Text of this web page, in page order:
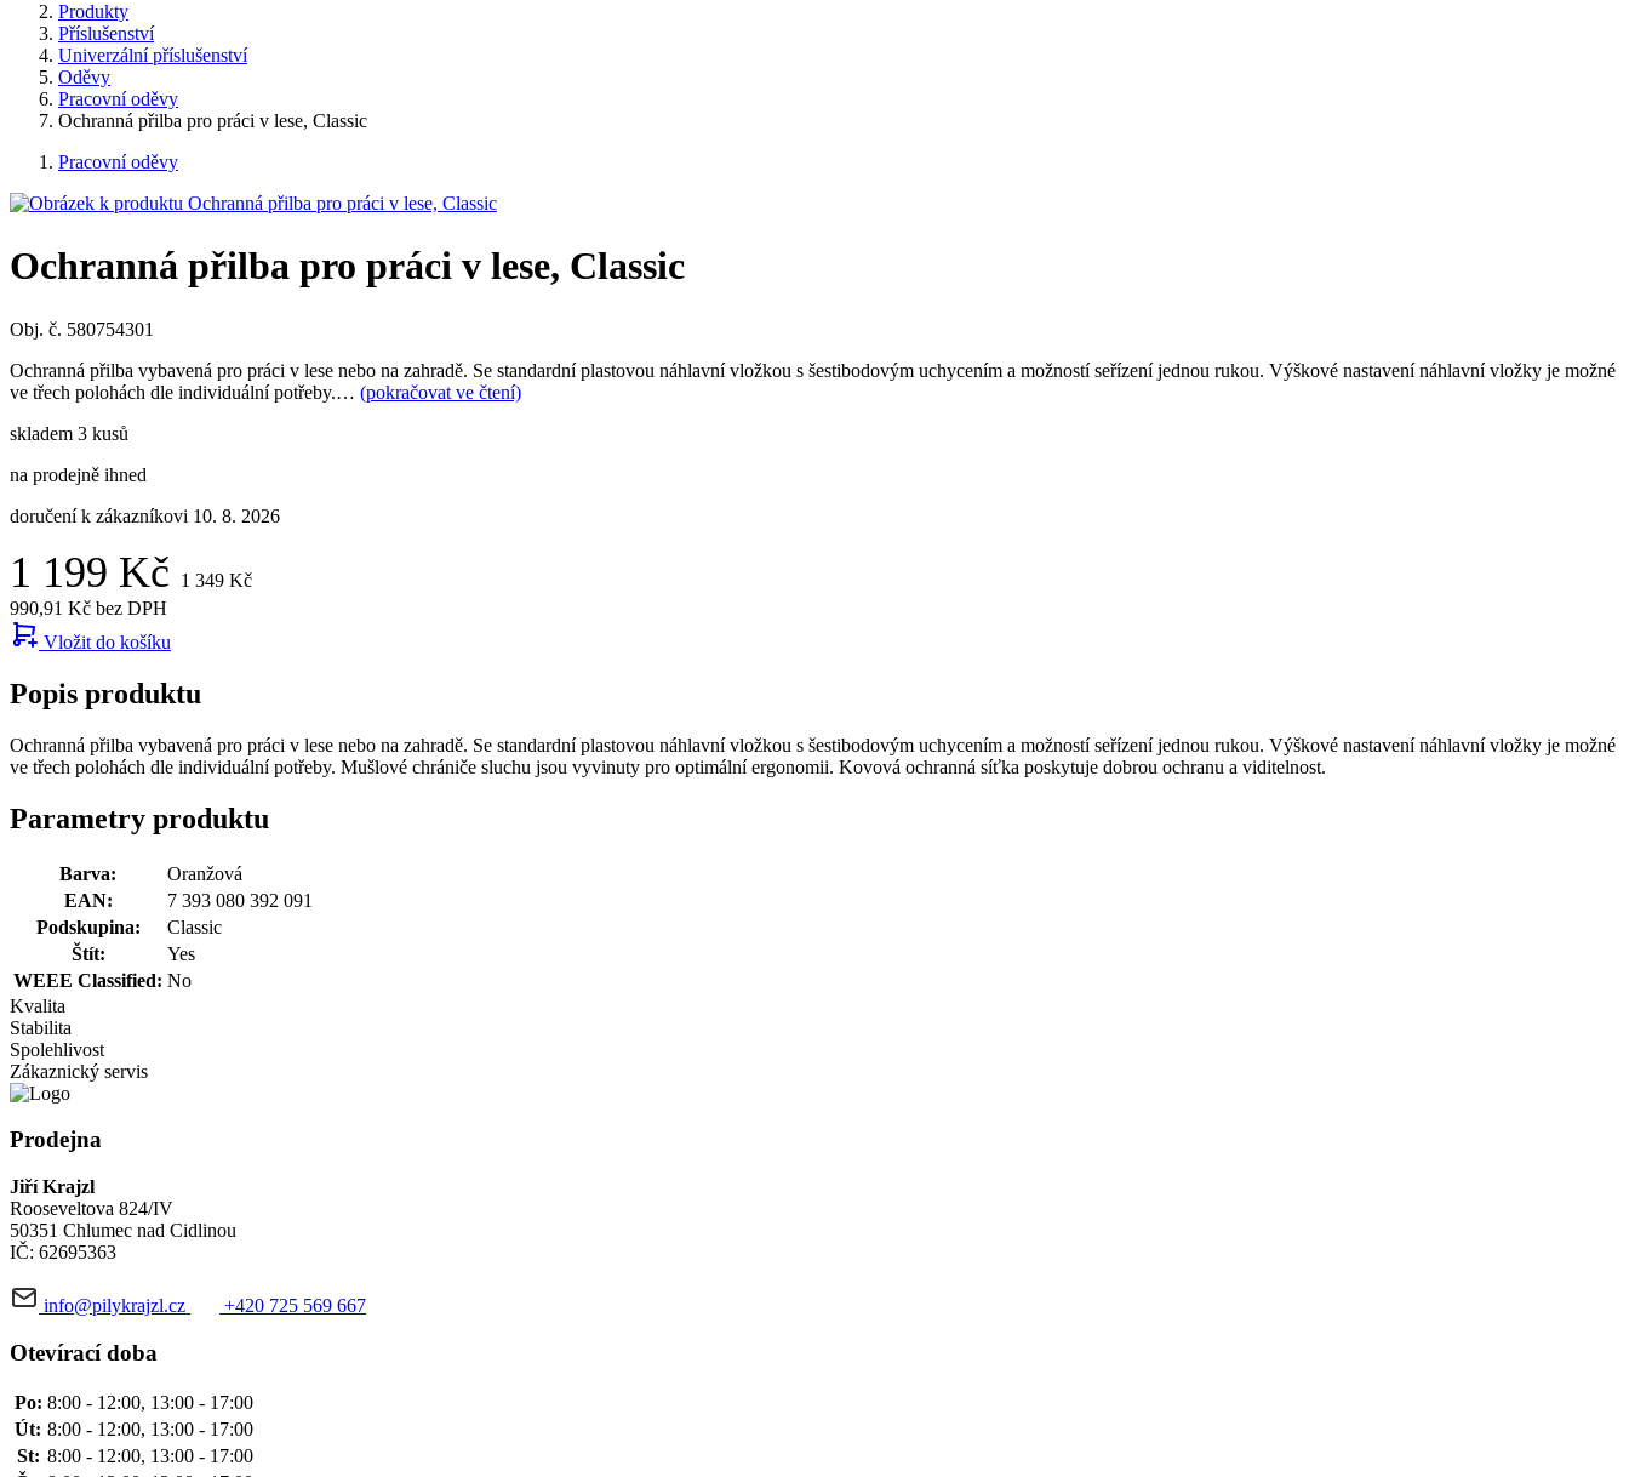
Produkty
Příslušenství
Univerzální příslušenství
Oděvy
Pracovní oděvy
Ochranná přilba pro práci v lese, Classic
Pracovní oděvy
Ochranná přilba pro práci v lese, Classic
Obj. č. 580754301
Ochranná přilba vybavená pro práci v lese nebo na zahradě. Se standardní plastovou náhlavní vložkou s šestibodovým uchycením a možností seřízení jednou rukou. Výškové nastavení náhlavní vložky je možné
ve třech polohách dle individuální potřeby.… (pokračovat ve čtení)
skladem 3 kusů
na prodejně ihned
doručení k zákazníkovi 10. 8. 2026
1 199 Kč
1 349 Kč
990,91 Kč bez DPH
Vložit do košíku
Popis produktu
Ochranná přilba vybavená pro práci v lese nebo na zahradě. Se standardní plastovou náhlavní vložkou s šestibodovým uchycením a možností seřízení jednou rukou. Výškové nastavení náhlavní vložky je možné
ve třech polohách dle individuální potřeby. Mušlové chrániče sluchu jsou vyvinuty pro optimální ergonomii. Kovová ochranná síťka poskytuje dobrou ochranu a viditelnost.
Parametry produktu
Barva:
Oranžová
EAN:
7 393 080 392 091
Podskupina:
Classic
Štít:
Yes
WEEE Classified: No
Kvalita
Stabilita
Spolehlivost
Zákaznický servis
Prodejna
Jiří Krajzl
Rooseveltova 824/IV
50351 Chlumec nad Cidlinou
IČ: 62695363
info@pilykrajzl.cz +420 725 569 667
Otevírací doba
Po: 8:00 - 12:00, 13:00 - 17:00
Út: 8:00 - 12:00, 13:00 - 17:00
St: 8:00 - 12:00, 13:00 - 17:00